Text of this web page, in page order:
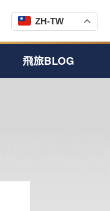
飛旅BLOG
ZH-TW